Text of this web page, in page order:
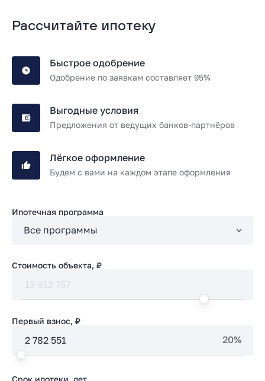
Рассчитайте ипотеку
Быстрое одобрение
Одобрение по заявкам составляет 95%
Выгодные условия
Предложения от ведущих банков-партнёров
Лёгкое оформление
Будем с вами на каждом этапе оформления
Ипотечная программа
Стоимость объекта, ₽
Первый взнос, ₽
20%
Срок ипотеки, лет